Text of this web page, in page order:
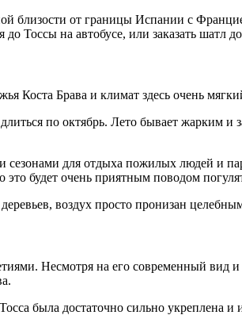
близости от границы Испании с
Тоссы на автобусе, или заказать шатл
Коста Брава и климат здесь очень
по октябрь. Лето бывает жарким
для отдыха пожилых людей и
это будет очень приятным поводом
воздух просто пронизан
Несмотря на его современный
была достаточно сильно